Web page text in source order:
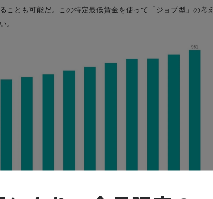
ことも可能だ。この特定最低賃金を使って「ジョブ型」の考え
。